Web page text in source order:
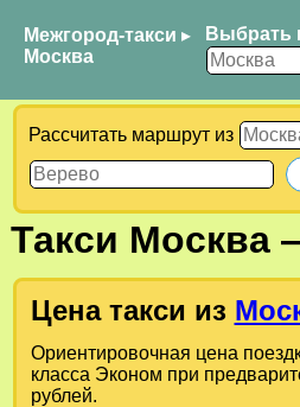
Межгород-такси ▸
Москва
Выбрать
Рассчитать маршрут из
Такси Москва
Цена такси из
Ориентировочная цена
класса Эконом при
рублей.